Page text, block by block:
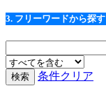
3. フリーワードから探す
条件クリア